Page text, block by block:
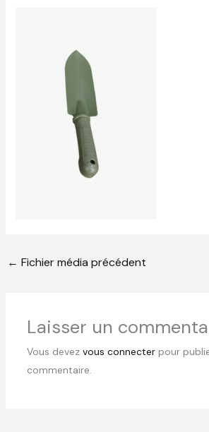
← Fichier média précédent
Laisser un
Vous devez vous connecterpour
commentaire.